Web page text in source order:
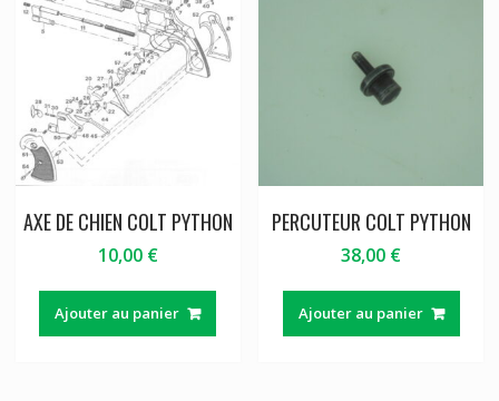
AXE DE CHIEN COLT PYTHON
10,00 €
Ajouter au panier
PERCUTEUR COLT PYTHON
38,00 €
Ajouter au panier